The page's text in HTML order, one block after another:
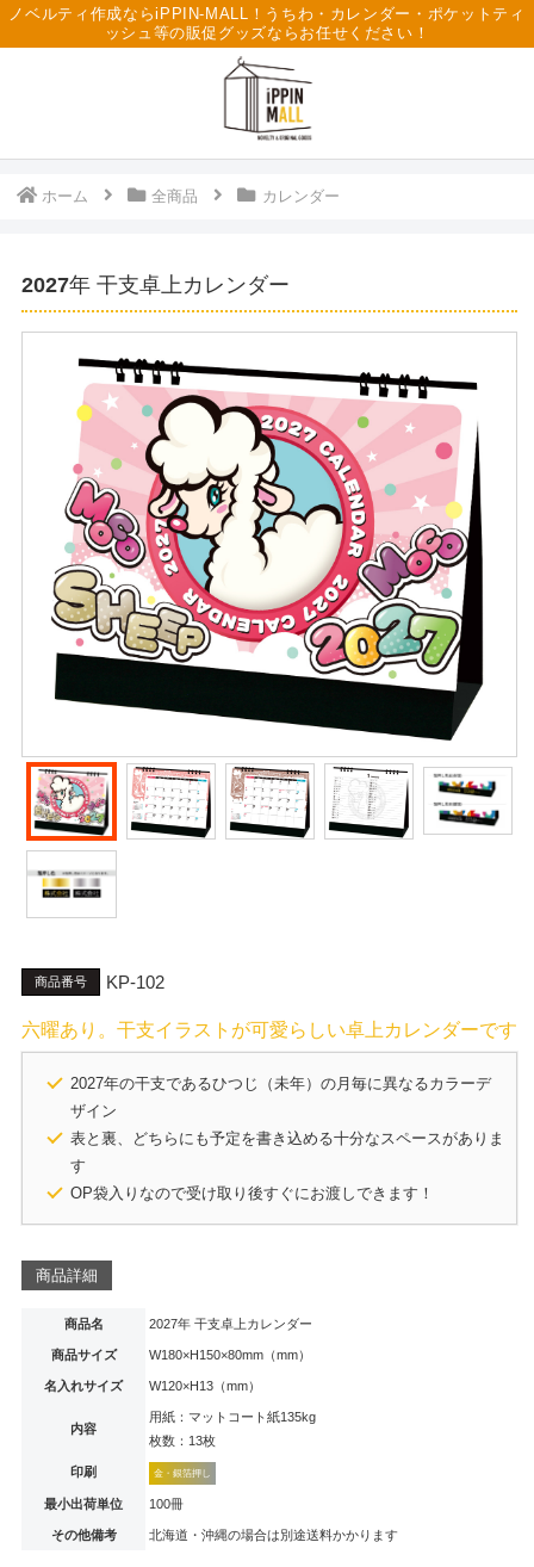
ノベルティ作成ならiPPIN-MALL！うちわ・カレンダー・ポケットティ
ッシュ等の販促グッズならお任せください！
ホーム 全商品 カレンダー
2027年 干支卓上カレンダー
商品番号 KP-102
六曜あり。干支イラストが可愛らしい卓上カレンダーです
2027年の干支であるひつじ（未年）の月毎に異なるカラーデ
ザイン
表と裏、どちらにも予定を書き込める十分なスペースがありま
す
OP袋入りなので受け取り後すぐにお渡しできます！
商品詳細
商品名 2027年 干支卓上カレンダー
商品サイズ W180×H150×80mm（mm）
名入れサイズ W120×H13（mm）
内容
用紙：マットコート紙135kg
枚数：13枚
印刷 金・銀箔押し
最小出荷単位 100冊
その他備考 北海道・沖縄の場合は別途送料かかります